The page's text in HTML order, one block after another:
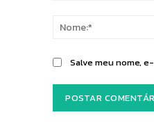
Salve meu nome,